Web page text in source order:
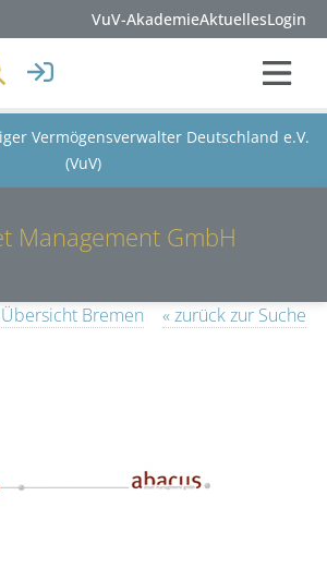
VuV-AkademieAktuellesLogin
Vermögensverwalter Deutschland e.V.
(VuV)
Management GmbH
Bremen
« zurück zur Suche